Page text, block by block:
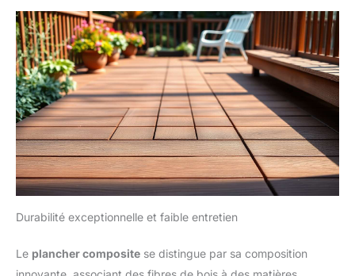
Durabilité exceptionnelle et faible entretien
Le plancher composite se distingue par sa composition